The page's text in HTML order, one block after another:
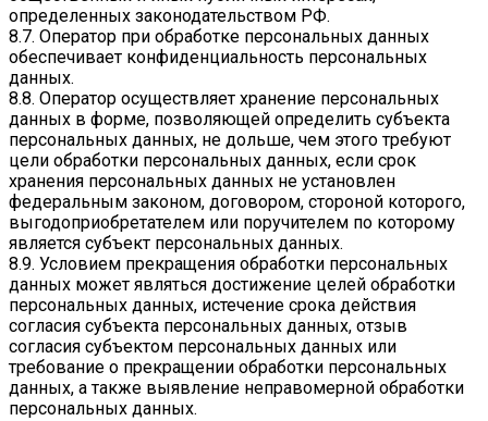
определенных законодательством РФ.
8.7. Оператор при обработке персональных данных
обеспечивает конфиденциальность персональных
данных.
8.8. Оператор осуществляет хранение персональных
данных в форме, позволяющей определить субъекта
персональных данных, не дольше, чем этого требуют
цели обработки персональных данных, если срок
хранения персональных данных не установлен
федеральным законом, договором, стороной которого,
выгодоприобретателем или поручителем по которому
является субъект персональных данных.
8.9. Условием прекращения обработки персональных
данных может являться достижение целей обработки
персональных данных, истечение срока действия
согласия субъекта персональных данных, отзыв
согласия субъектом персональных данных или
требование о прекращении обработки персональных
данных, а также выявление неправомерной обработки
персональных данных.